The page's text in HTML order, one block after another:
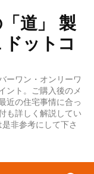
道」 製
ットコ
ーワン・オンリーワ
ント。ご購入後のメ
近の住宅事情に合っ
も詳しく解説してい
非参考にして下さ